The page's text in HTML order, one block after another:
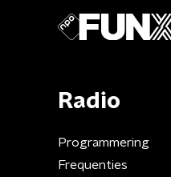
Radio
Programmering
Frequenties